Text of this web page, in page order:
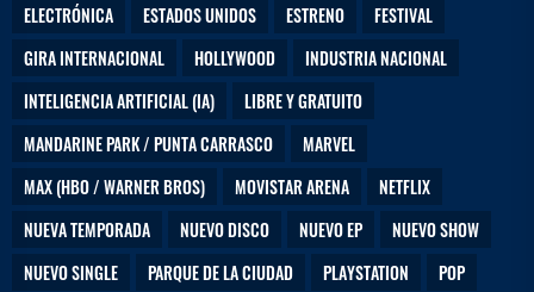
ELECTRÓNICA
ESTADOS UNIDOS ESTRENO
FESTIVAL
GIRA INTERNACIONAL
HOLLYWOOD
INDUSTRIA NACIONAL
INTELIGENCIA ARTIFICIAL (IA)
LIBRE Y GRATUITO
MANDARINE PARK / PUNTA CARRASCO
MARVEL
MAX (HBO / WARNER BROS)
MOVISTAR ARENA
NETFLIX
NUEVA TEMPORADA
NUEVO DISCO NUEVO EP
NUEVO SHOW
NUEVO SINGLE
PARQUE DE LA CIUDAD PLAYSTATION
POP